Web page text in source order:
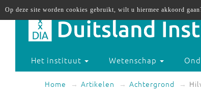
Het instituut Wetenschap
Home Artikelen Achtergrond
Op deze site worden cookies gebruikt, wilt u hiermee akkoord